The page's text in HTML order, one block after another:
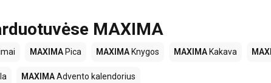
MAXIMA
MAXIMA Pica MAXIMA Knygos MAXIMA Kakava
MAXIMAAdvento kalendorius